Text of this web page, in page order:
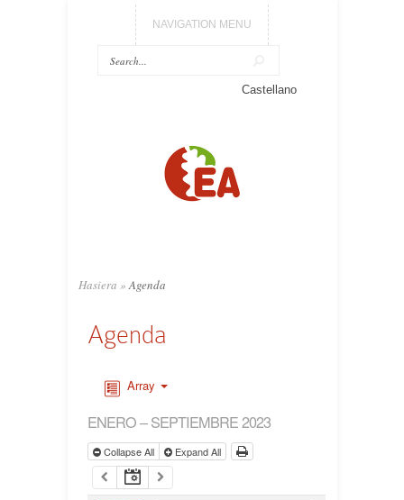
NAVIGATION MENU
Castellano
Hasiera » Agenda
Agenda
Array
ENERO – SEPTIEMBRE 2023
Collapse All Expand All